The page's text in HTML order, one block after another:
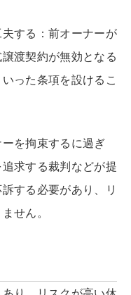
する：前オーナーが
渡契約が無効となる
った条項を設けるこ
を拘束するに過ぎ
求する裁判などが提
する必要があり、リ
せん。